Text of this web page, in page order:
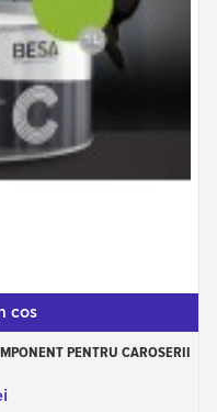
prea mult material de
mult timp șlefuind. Pe
cantitatea aplicată este
aplicați din nou un strat
(aproximativ 5 până la 10
etapa de șlefuire, folosind
un bloc de șlefuit.
cos
PENTRU CAROSERII